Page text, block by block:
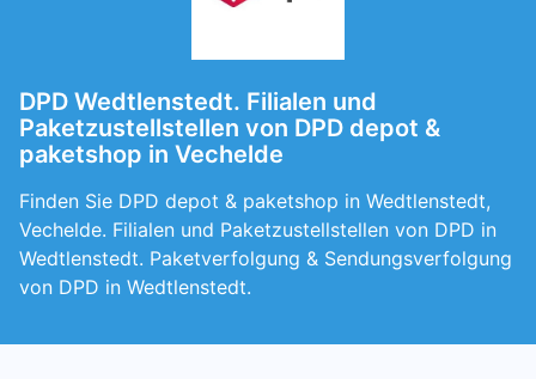
DPD Wedtlenstedt. Filialen und
Paketzustellstellen von DPD depot &
paketshop in Vechelde
Finden Sie DPD depot & paketshop in Wedtlenstedt,
Vechelde. Filialen und Paketzustellstellen von DPD in
Wedtlenstedt. Paketverfolgung & Sendungsverfolgung
von DPD in Wedtlenstedt.